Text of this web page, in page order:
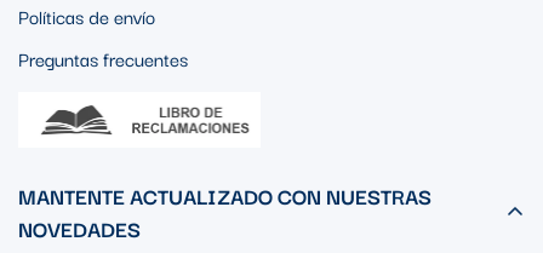
Políticas de envío
Preguntas frecuentes
MANTENTE ACTUALIZADO CON NUESTRAS
NOVEDADES